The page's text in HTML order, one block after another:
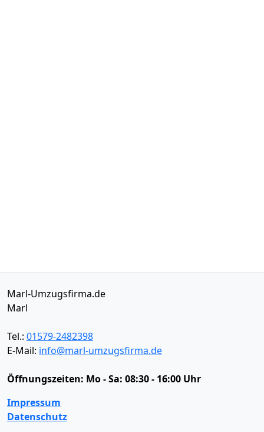
Marl-Umzugsfirma.de
Marl
Tel.: 01579-2482398
E-Mail: info@marl-umzugsfirma.de
Öffnungszeiten: Mo - Sa: 08:30 - 16:00 Uhr
Impressum
Datenschutz